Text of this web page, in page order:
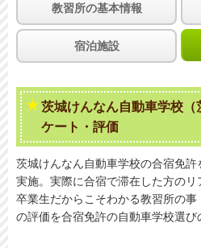
教習所の基本情報
宿泊施設
茨城けんなん自動車学校
ケート・評価
茨城けんなん自動車学校の合宿免
実施。実際に合宿で滞在した方のリ
卒業生だからこそわかる教習所の
の評価を合宿免許の自動車学校選び